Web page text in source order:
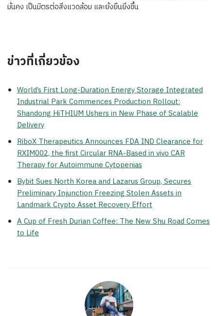
มั่นคง เป็นมิตรต่อสิ่งแวดล้อม และยั่งยืนยิ่งขึ้น
ข่าวที่เกี่ยวข้อง
World’s First Long-Duration Energy Storage Integrated
Industrial Park Commences Production Rollout:
Shandong HiTHIUM Ushers in New Phase of Scalable
Delivery
RiboX Therapeutics Announces FDA IND Clearance for
RXIM002, the first Circular RNA-Based in vivo CAR
Therapy for Autoimmune Cytopenias
Bybit Sues North Korea and Lazarus Group, Secures
Preliminary Injunction Freezing Stolen Assets in
Landmark Crypto Asset Recovery Effort
A Cup of Fresh Durian Coffee: The New Shu Road Comes
to Life